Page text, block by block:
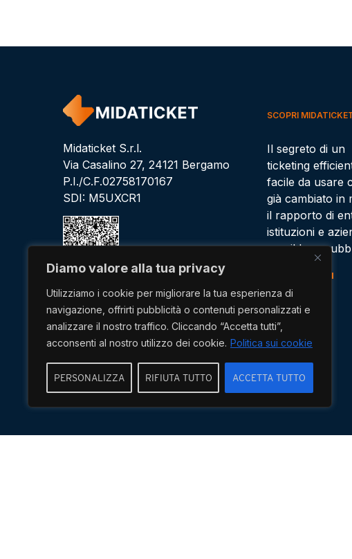
Diamo valore alla tua privacy
Utilizziamo i cookie per migliorare la tua esperienza di
navigazione, offrirti pubblicità o contenuti personalizzati e
analizzare il nostro traffico. Cliccando “Accetta tutti”,
acconsenti al nostro utilizzo dei cookie. Politica sui cookie
PERSONALIZZA RIFIUTA TUTTO ACCETTA TUTTO
Midaticket S.r.l.
Via Casalino 27, 24121 Bergamo
P.I./C.F.02758170167
SDI: M5UXCR1
UNI ISO 9001:2015
SCOPRI
Il segreto di un
ticketing
facile da usare
già cambiato in
il rapporto di
istituzioni e
con il loro
Scopri di più